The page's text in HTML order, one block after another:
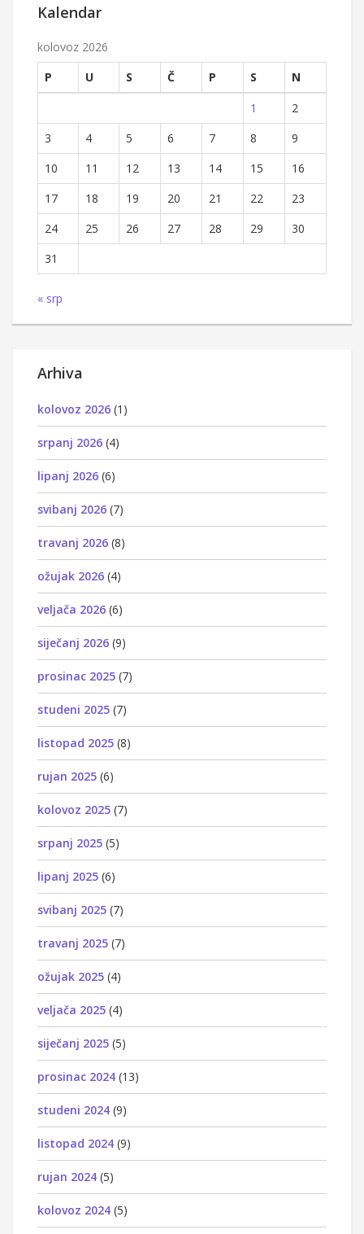
Kalendar
kolovoz 2026
P
U S Č P S
N
1
2
3
4 5 6 7 8
9
10
11 12 13 14 15
16
17
18 19 20 21 22
23
24
25 26 27 28 29
30
31
« srp
Arhiva
kolovoz 2026 (1)
srpanj 2026 (4)
lipanj 2026 (6)
svibanj 2026 (7)
travanj 2026 (8)
ožujak 2026 (4)
veljača 2026 (6)
siječanj 2026 (9)
prosinac 2025 (7)
studeni 2025 (7)
listopad 2025 (8)
rujan 2025 (6)
kolovoz 2025 (7)
srpanj 2025 (5)
lipanj 2025 (6)
svibanj 2025 (7)
travanj 2025 (7)
ožujak 2025 (4)
veljača 2025 (4)
siječanj 2025 (5)
prosinac 2024 (13)
studeni 2024 (9)
listopad 2024 (9)
rujan 2024 (5)
kolovoz 2024 (5)